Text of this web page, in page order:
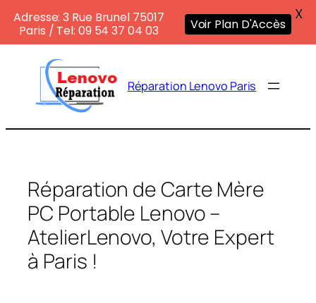
contenu
Réparation Lenovo Paris
Réparation de Carte Mère
PC Portable Lenovo –
AtelierLenovo, Votre Expert
à Paris !
Adresse: 3 Rue Brunel 75017
Paris / Tel: 09 54 37 04 03
Voir Plan D'Accès
X